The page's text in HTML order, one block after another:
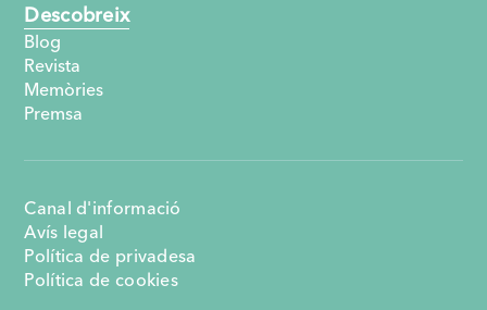
Descobreix
Blog
Revista
Memòries
Premsa
Canal d'informació
Avís legal
Política de privadesa
Política de cookies